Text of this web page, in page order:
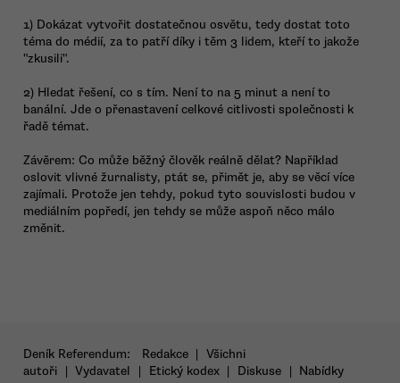
1) Dokázat vytvořit dostatečnou osvětu, tedy dostat toto
téma do médií, za to patří díky i těm 3 lidem, kteří to jakože
"zkusili".
2) Hledat řešení, co s tím. Není to na 5 minut a není to
banální. Jde o přenastavení celkové citlivosti společnosti k
řadě témat.
Závěrem: Co může běžný člověk reálně dělat? Například
oslovit vlivné žurnalisty, ptát se, přimět je, aby se věcí více
zajímali. Protože jen tehdy, pokud tyto souvislosti budou v
mediálním popředí, jen tehdy se může aspoň něco málo
změnit.
Deník Referendum: Redakce | Všichni
autoři | Vydavatel | Etický kodex | Diskuse | Nabídky